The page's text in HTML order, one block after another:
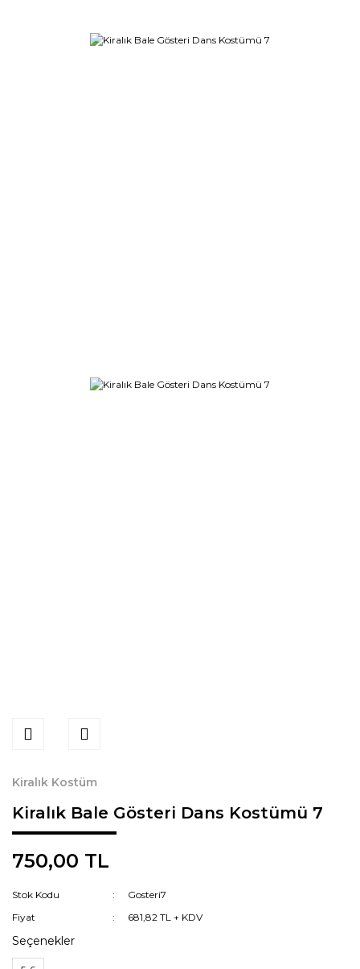
Kiralık Kostüm
Kiralık Bale Gösteri Dans Kostümü 7
750,00 TL
Stok Kodu
Gosteri7
Fiyat
681,82 TL + KDV
Seçenekler